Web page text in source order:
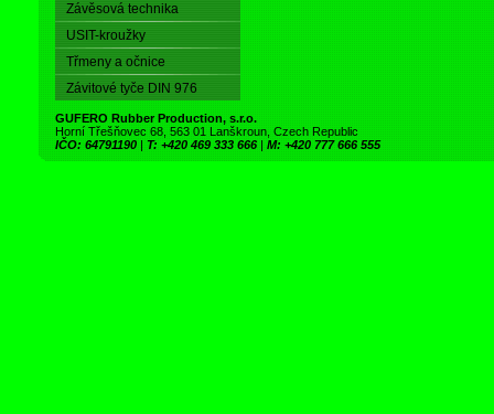
Závěsová technika
USIT-kroužky
Třmeny a očnice
Závitové tyče DIN 976
GUFERO Rubber Production, s.r.o.
Horní Třešňovec 68, 563 01 Lanškroun, Czech Republic
IČO: 64791190 | T: +420 469 333 666 | M: +420 777 666 555